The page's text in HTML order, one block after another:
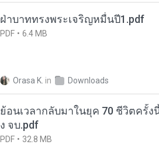
ฝ่าบาททรงพระเจริญหมื่นปี1.pdf
PDF 6.4 MB
Orasa K. in Downloads
ย้อนเวลากลับมาในยุค 70 ชีวิตครั้ง
ง จบ.pdf
PDF 32.8 MB